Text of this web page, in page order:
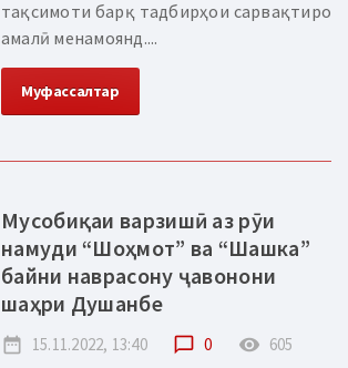
тақсимоти барқ тадбирҳои сарвақтиро
амалӣ менамоянд....
Муфассалтар
Мусобиқаи варзишӣ аз рӯи
намуди “Шоҳмот” ва “Шашка”
байни наврасону ҷавонони
шаҳри Душанбе
date_range 15.11.2022, 13:40 chat_bubble_outline 0 remove_red_eye 605